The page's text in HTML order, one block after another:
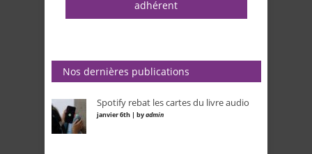
adhérent
Nos dernières publications
Spotify rebat les cartes du livre audio
janvier 6th | byadmin